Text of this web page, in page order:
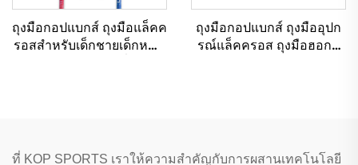
ถุงมือกอปแบกส์ ถุงมือแล็คค
รอสสำหรับเด็กชายเด็กหญิง
ถุงมือกอปแบกส์ ถุงมืออุปก
รณ์แล็คครอส ถุงมือฮอกกี้
ที่ KOP SPORTS เราให้ความสำคัญกับการผสานเทคโนโลยี